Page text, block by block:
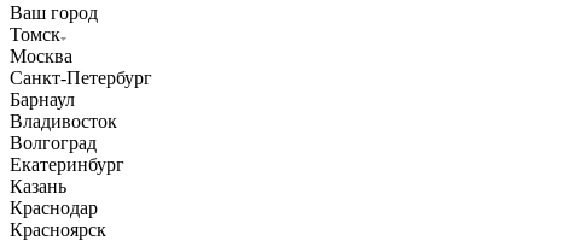
Ваш город
Томск
Москва
Санкт-Петербург
Барнаул
Владивосток
Волгоград
Екатеринбург
Казань
Краснодар
Красноярск